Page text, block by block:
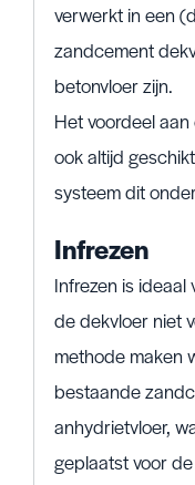
verwerkt in een
zandcement
betonvloer zijn.
Het voordeel
ook altijd
systeem dit
Infrezen
Infrezen is
de dekvloer niet
methode maken
bestaande
anhydrietvloer,
geplaatst voor